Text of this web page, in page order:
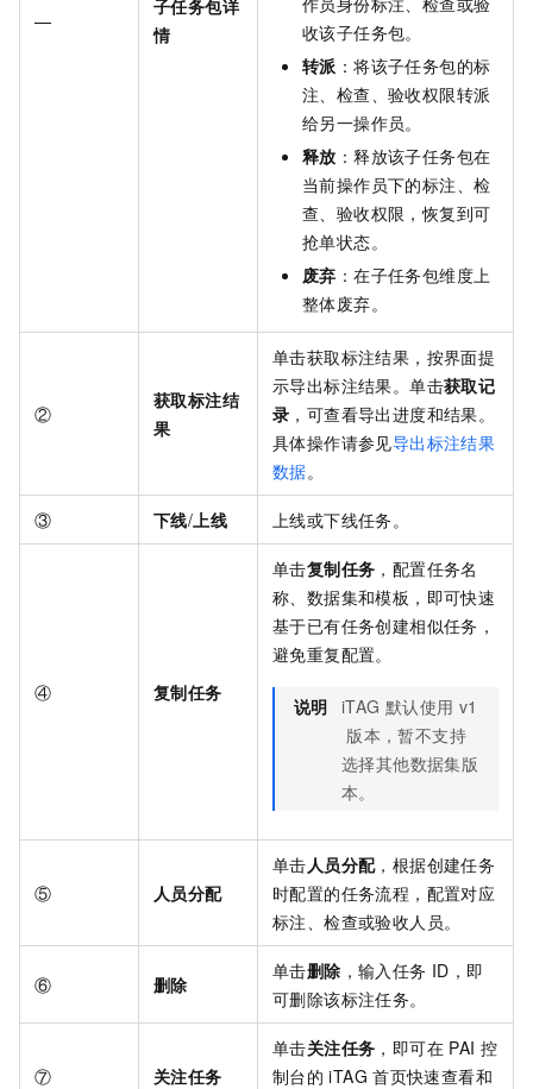
—
子任务包详
情
收该子任务包。
转派 ：将该子任务包的标
注、检查、验收权限转派
给另一操作员。
释放 ：释放该子任务包在
当前操作员下的标注、检
查、验收权限，恢复到可
抢单状态。
废弃 ：在子任务包维度上
整体废弃。
②
获取标注结
果
单击获取标注结果，按界面提
示导出标注结果。单击获取记
录 ，可查看导出进度和结果。
具体操作请参见导出标注结果
数据。
③ 下线/上线 上线或下线任务。
④ 复制任务
单击复制任务 ，配置任务名
称、数据集和模板，即可快速
基于已有任务创建相似任务，
避免重复配置。
说明 iTAG 默认使用 v1
版本，暂不支持
选择其他数据集版
本。
⑤ 人员分配
单击人员分配，根据创建任务
时配置的任务流程，配置对应
标注、检查或验收人员。
⑥ 删除
单击删除 ，输入任务 ID，即
可删除该标注任务。
⑦ 关注任务
单击关注任务 ，即可在 PAI 控
制台的 iTAG 首页快速查看和